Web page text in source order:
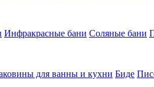
Инфракрасные бани Соляные бани
для ванны и кухни Биде